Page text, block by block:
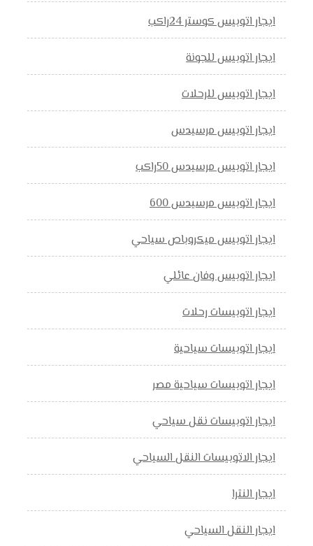
ايجار اتوبيس كوستر 24راكب
ايجار اتوبيس للجونة
ايجار اتوبيس للرحلات
ايجار اتوبيس مرسيدس
ايجار اتوبيس مرسيدس 50راكب
ايجار اتوبيس مرسيدس 600
ايجار اتوبيس ميكروباص سياحي
ايجار اتوبيس وفان عائلي
ايجار اتوبيسات رحلات
ايجار اتوبيسات سياحية
ايجار اتوبيسات سياحية مصر
ايجار اتوبيسات نقل سياحي
ايجار الاتوبيسات النقل السياحي
ايجار النترا
ايجار النقل السياحي